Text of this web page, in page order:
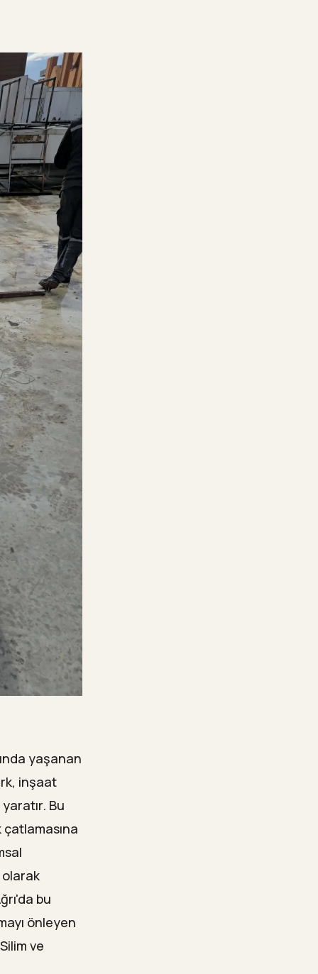
gerekir?
yaşanan
inşaat
Bu
bu
önleyen
ve